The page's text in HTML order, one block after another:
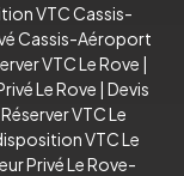
VTC Cassis-
Cassis-Aéroport
VTC Le Rove |
Le Rove | Devis
Réserver VTC Le
VTC Le
Privé Le Rove-